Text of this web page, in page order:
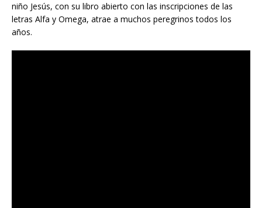
niño Jesús, con su libro abierto con las inscripciones de las
letras Alfa y Omega, atrae a muchos peregrinos todos los
años.